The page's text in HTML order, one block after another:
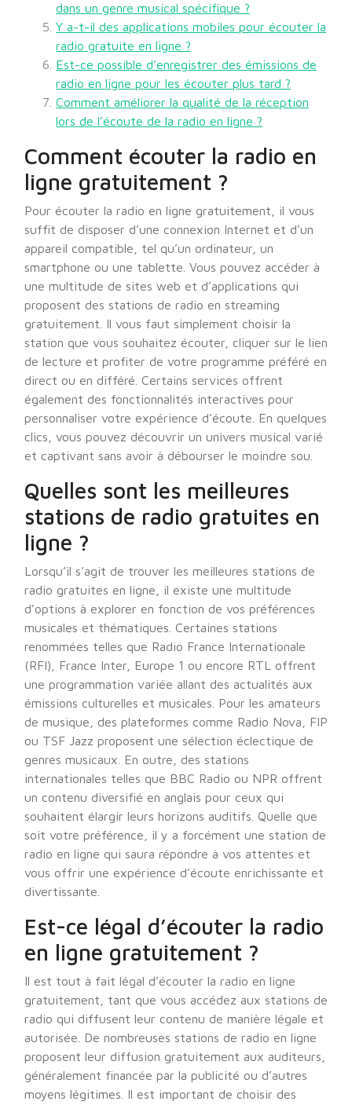
dans un genre musical spécifique ?
Y a-t-il des applications mobiles pour écouter la
radio gratuite en ligne ?
Est-ce possible d’enregistrer des émissions de
radio en ligne pour les écouter plus tard ?
Comment améliorer la qualité de la réception
lors de l’écoute de la radio en ligne ?
Comment écouter la radio en
ligne gratuitement ?
Pour écouter la radio en ligne gratuitement, il vous
suffit de disposer d’une connexion Internet et d’un
appareil compatible, tel qu’un ordinateur, un
smartphone ou une tablette. Vous pouvez accéder à
une multitude de sites web et d’applications qui
proposent des stations de radio en streaming
gratuitement. Il vous faut simplement choisir la
station que vous souhaitez écouter, cliquer sur le lien
de lecture et profiter de votre programme préféré en
direct ou en différé. Certains services offrent
également des fonctionnalités interactives pour
personnaliser votre expérience d’écoute. En quelques
clics, vous pouvez découvrir un univers musical varié
et captivant sans avoir à débourser le moindre sou.
Quelles sont les meilleures
stations de radio gratuites en
ligne ?
Lorsqu’il s’agit de trouver les meilleures stations de
radio gratuites en ligne, il existe une multitude
d’options à explorer en fonction de vos préférences
musicales et thématiques. Certaines stations
renommées telles que Radio France Internationale
(RFI), France Inter, Europe 1 ou encore RTL offrent
une programmation variée allant des actualités aux
émissions culturelles et musicales. Pour les amateurs
de musique, des plateformes comme Radio Nova, FIP
ou TSF Jazz proposent une sélection éclectique de
genres musicaux. En outre, des stations
internationales telles que BBC Radio ou NPR offrent
un contenu diversifié en anglais pour ceux qui
souhaitent élargir leurs horizons auditifs. Quelle que
soit votre préférence, il y a forcément une station de
radio en ligne qui saura répondre à vos attentes et
vous offrir une expérience d’écoute enrichissante et
divertissante.
Est-ce légal d’écouter la radio
en ligne gratuitement ?
Il est tout à fait légal d’écouter la radio en ligne
gratuitement, tant que vous accédez aux stations de
radio qui diffusent leur contenu de manière légale et
autorisée. De nombreuses stations de radio en ligne
proposent leur diffusion gratuitement aux auditeurs,
généralement financée par la publicité ou d’autres
moyens légitimes. Il est important de choisir des